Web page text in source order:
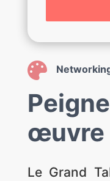

œuvre
Le Grand